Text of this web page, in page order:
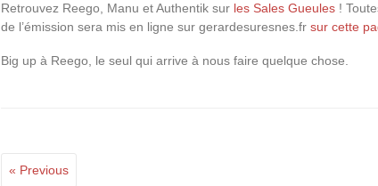
Retrouvez Reego, Manu et Authentik sur les Sales Gueules !
de l’émission sera mis en ligne sur gerardesuresnes.fr sur cette
Big up à Reego, le seul qui arrive à nous faire quelque chose.
« Previous